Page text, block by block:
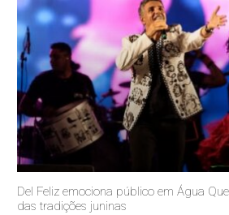
Del Feliz emociona público em Água
das tradições juninas